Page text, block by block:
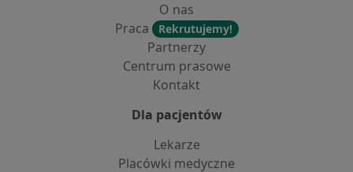
O nas
Praca
Rekrutujemy!
Partnerzy
Centrum prasowe
Kontakt
Dla pacjentów
Lekarze
Placówki medyczne